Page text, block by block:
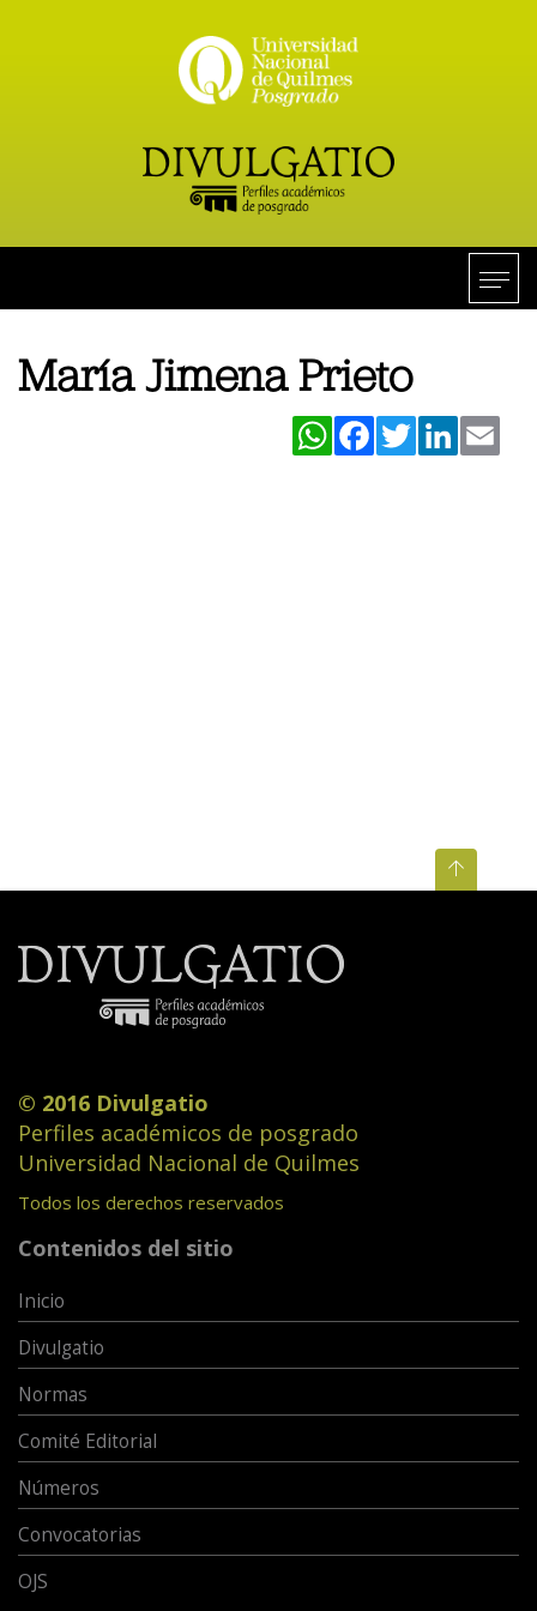
María Jimena Prieto
WhatsAppFacebookTwitterLinkedIn
© 2016 Divulgatio
Perfiles académicos de posgrado
Universidad Nacional de Quilmes
Todos los derechos reservados
Contenidos del sitio
Inicio
Divulgatio
Normas
Comité Editorial
Números
Convocatorias
OJS